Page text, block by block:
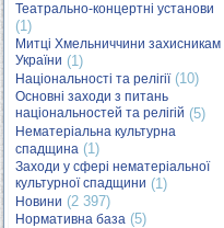
Театрально-концертні установи
(1)
Митці Хмельниччини захисникам
України (1)
Національності та релігії(10)
Основні заходи з питань
національностей та релігій (5)
Нематеріальна культурна
спадщина (1)
Заходи у сфері нематеріальної
культурної спадщини (1)
Новини (2 397)
Нормативна база (5)